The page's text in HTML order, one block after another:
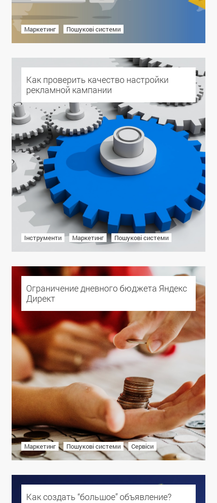
Маркетинг Пошукові системи
Как проверить качество настройки
рекламной кампании
Інструменти Маркетинг Пошукові системи
Ограничение дневного бюджета Яндекс
Директ
Маркетинг Пошукові системи Сервіси
Как создать “большое” объявление?